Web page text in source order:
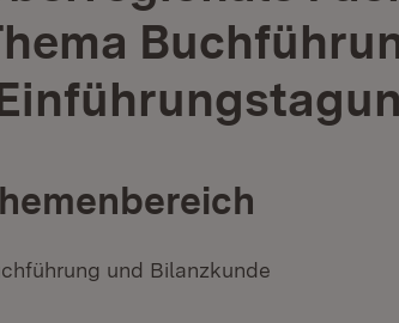
und Bilanzkunde